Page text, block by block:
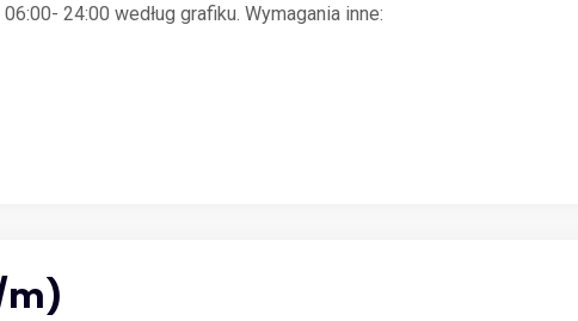
24:00 według grafiku. Wymagania inne:
m)